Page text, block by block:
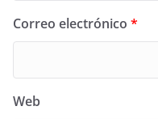
Correo electrónico *
Web